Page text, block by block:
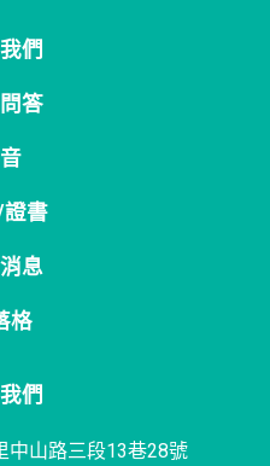
們
答
書
息
格
們
中山路三段13巷28號